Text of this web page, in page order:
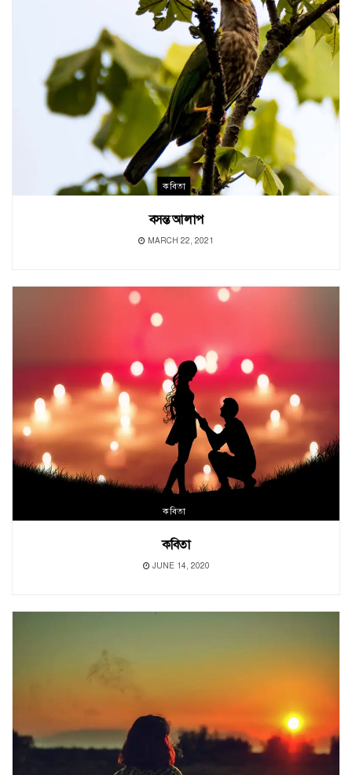
কবিতা
বসন্ত আলাপ
MARCH 22, 2021
কবিতা
কবিতা
JUNE 14, 2020